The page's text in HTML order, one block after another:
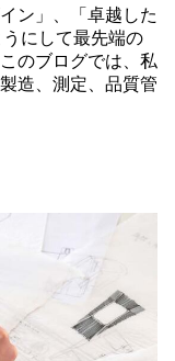
ン」、「卓越した
にして最先端の
のブログでは、私
造、測定、品質管